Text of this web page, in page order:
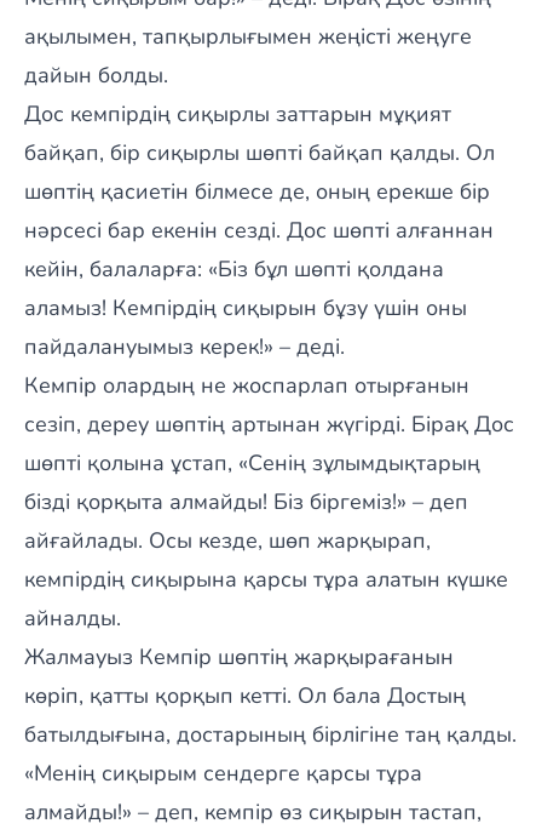
ақылымен, тапқырлығымен жеңісті жеңуге
дайын болды.
Дос кемпірдің сиқырлы заттарын мұқият
байқап, бір сиқырлы шөпті байқап қалды. Ол
шөптің қасиетін білмесе де, оның ерекше бір
нәрсесі бар екенін сезді. Дос шөпті алғаннан
кейін, балаларға: «Біз бұл шөпті қолдана
аламыз! Кемпірдің сиқырын бұзу үшін оны
пайдалануымыз керек!» – деді.
Кемпір олардың не жоспарлап отырғанын
сезіп, дереу шөптің артынан жүгірді. Бірақ Дос
шөпті қолына ұстап, «Сенің зұлымдықтарың
бізді қорқыта алмайды! Біз біргеміз!» – деп
айғайлады. Осы кезде, шөп жарқырап,
кемпірдің сиқырына қарсы тұра алатын күшке
айналды.
Жалмауыз Кемпір шөптің жарқырағанын
көріп, қатты қорқып кетті. Ол бала Достың
батылдығына, достарының бірлігіне таң қалды.
«Менің сиқырым сендерге қарсы тұра
алмайды!» – деп, кемпір өз сиқырын тастап,